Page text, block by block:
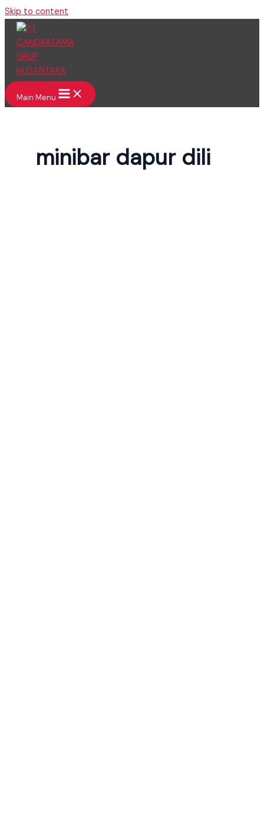
Skip to content
Main Menu
minibar dapur dili